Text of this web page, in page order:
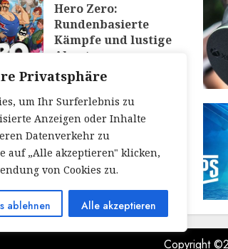
Privatsphäre
um Ihr Surferlebnis zu
Anzeigen oder Inhalte
Datenverkehr zu
auf „Alle akzeptieren" klicken,
von Cookies zu.
ablehnen Alle akzeptieren
Hero Zero:
Rundenbasierte
Kämpfe und lustige
Abenteuer
28/02/2026
Meine Reise durch die
Welt von RuneScape:
Ein Blick auf das
legendäre MMORPG
Copyright